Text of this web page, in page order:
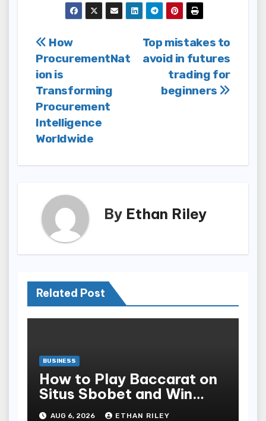
Post
navigation
Top mistakes to
avoid in futures
trading for
beginners
How
ProcurementNat
ion is
Transforming
Procurement
Intelligence
Worldwide
By Ethan Riley
Related Post
BUSINESS
How to Play Baccarat on
Situs Sbobet and Win
More Often ,
AUG 6, 2026 ETHAN RILEY